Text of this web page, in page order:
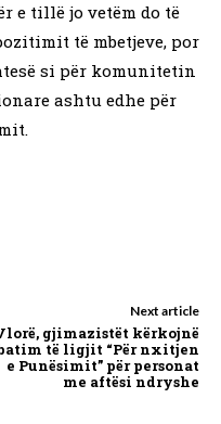
e tillë jo vetëm do të
të mbetjeve, por
si për komunitetin
ashtu edhe për
Next article
gjimazistët kërkojnë
të ligjit “Për nxitjen
e Punësimit” për personat
me aftësi ndryshe